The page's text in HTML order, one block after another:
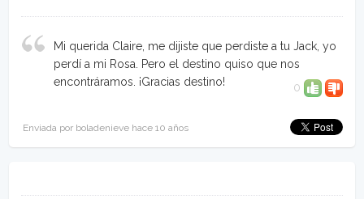
Mi querida Claire, me dijiste que perdiste a tu Jack, yo
perdí a mi Rosa. Pero el destino quiso que nos
encontráramos. ¡Gracias destino!
0
Enviada por boladenieve hace 10 años